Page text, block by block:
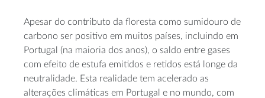
Apesar do contributo da floresta como sumidouro de
carbono ser positivo em muitos países, incluindo em
Portugal (na maioria dos anos), o saldo entre gases
com efeito de estufa emitidos e retidos está longe da
neutralidade. Esta realidade tem acelerado as
alterações climáticas em Portugal e no mundo, com